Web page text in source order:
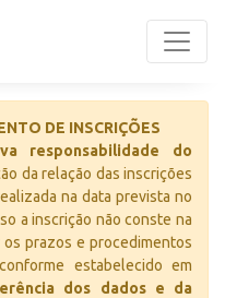
DE INSCRIÇÕES
responsabilidade do
da relação das inscrições
na data prevista no
a inscrição não conste na
prazos e procedimentos
estabelecido em
dos dados e da